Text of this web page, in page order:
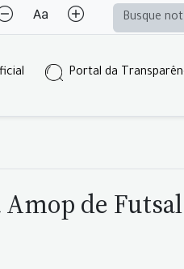
Portal da
de Futsal